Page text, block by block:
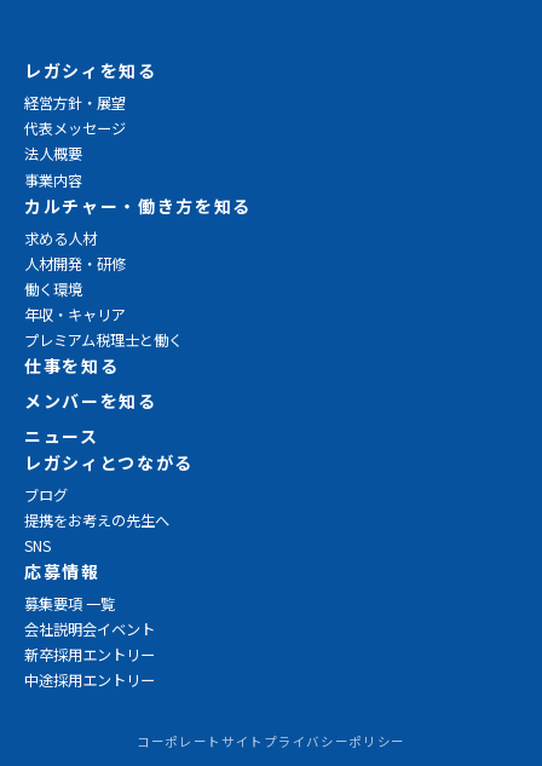
レガシィを知る
経営方針・展望
代表メッセージ
法人概要
事業内容
カルチャー・働き方を知る
求める人材
人材開発・研修
働く環境
年収・キャリア
プレミアム税理士と働く
仕事を知る
メンバーを知る
ニュース
レガシィとつながる
ブログ
提携をお考えの先生へ
SNS
応募情報
募集要項 一覧
会社説明会イベント
新卒採用エントリー
中途採用エントリー
コーポレートサイト プライバシーポリシー